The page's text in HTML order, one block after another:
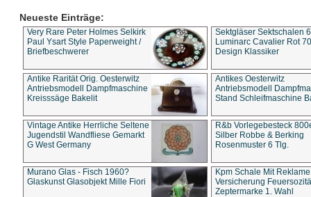
Neueste Einträge:
Very Rare Peter Holmes Selkirk
Paul Ysart Style Paperweight /
Briefbeschwerer
Sektgläser Sektschalen
Luminarc Cavalier Rot
Design Klassiker
Antike Rarität Orig. Oesterwitz
Antriebsmodell Dampfmaschine
Kreisssäge Bakelit
Antikes Oesterwitz
Antriebsmodell
Stand Schleifmaschine
Vintage Antike Herrliche Seltene
Jugendstil Wandfliese Gemarkt
G West Germany
R&b Vorlegebesteck
Silber Robbe & Berking
Rosenmuster 6 Tlg.
Murano Glas - Fisch 1960?
Glaskunst Glasobjekt Mille Fiori
Kpm Schale Mit Reklame
Versicherung
Zeptermarke 1. Wahl